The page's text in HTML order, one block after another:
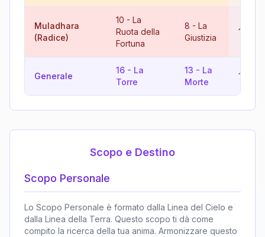
Muladhara
(Radice)
10 - La
Ruota della
Fortuna
8 - La
Giustizia
18
Generale
16 - La
Torre
13 - La
Morte
11
Scopo e Destino
Scopo Personale
Lo Scopo Personale è formato dalla Linea del Cielo e
dalla Linea della Terra. Questo scopo ti dà come
compito la ricerca della tua anima. Armonizzare questo